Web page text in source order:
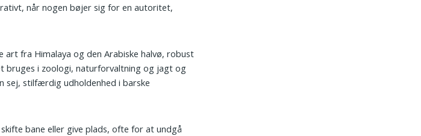
når nogen bøjer sig for en autoritet,
art fra Himalaya og den Arabiske halvø, robust
bruges i zoologi, naturforvaltning og jagt og
sej, stilfærdig udholdenhed i barske
bane eller give plads, ofte for at undgå